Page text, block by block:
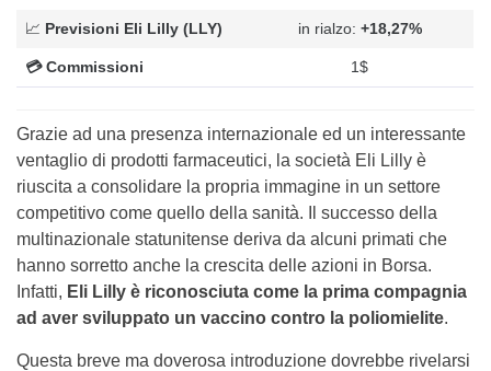
📈 Previsioni Eli Lilly (LLY) in rialzo: +18,27%
💳 Commissioni 1$
Grazie ad una presenza internazionale ed un interessante
ventaglio di prodotti farmaceutici, la società Eli Lilly è
riuscita a consolidare la propria immagine in un settore
competitivo come quello della sanità. Il successo della
multinazionale statunitense deriva da alcuni primati che
hanno sorretto anche la crescita delle azioni in Borsa.
Infatti, Eli Lilly è riconosciuta come la prima compagnia
ad aver sviluppato un vaccino contro la poliomielite.
Questa breve ma doverosa introduzione dovrebbe rivelarsi